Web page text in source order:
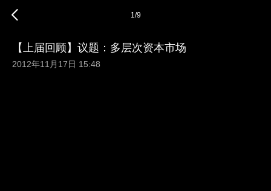
1/9
【上届回顾】议题：多层次资本市场
2012年11月17日 15:48